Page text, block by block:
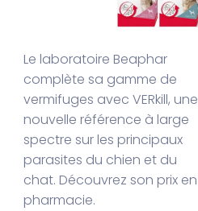
Le laboratoire Beaphar
complète sa gamme de
vermifuges avec VERkill, une
nouvelle référence à large
spectre sur les principaux
parasites du chien et du
chat. Découvrez son prix en
pharmacie.